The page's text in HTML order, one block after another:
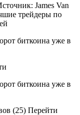
James Van
трейдеры по
(25) Перейти